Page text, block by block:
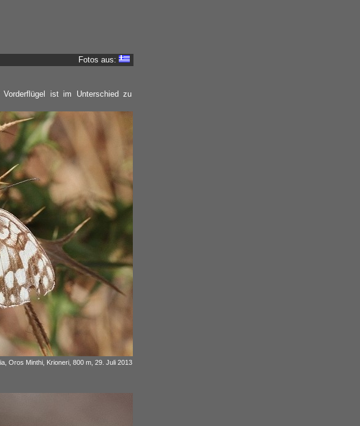
Fotos aus:
ist im Unterschied zu
Oros Minthi, Krioneri, 800 m, 29. Juli 2013